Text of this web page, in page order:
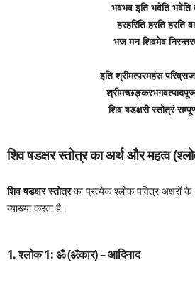
भवभव इति भवेति भवेति
हरहरिति हरति हरति
भज मन शिवमेव
इति श्रीमत्परमहंस
शिव षडक्षरी स्तोत्रं
शिव षडक्षर स्तोत्र का अर्थ और महत्व
शिव षडक्षर स्तोत्रका प्रत्येक श्लोक पवित्र अक्षरों
व्याख्या करता है।
1. श्लोक 1: ॐ (ॐकार) – आदिनाद